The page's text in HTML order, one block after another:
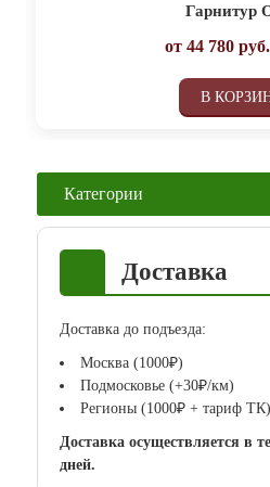
Категории
Доставка
Доставка до подъезда:
Москва (1000₽)
Подмосковье (+30₽/км)
Регионы (1000₽ + тариф ТК)
Доставка осуществляется в
дней.
Гарнитур
от 44 780
В